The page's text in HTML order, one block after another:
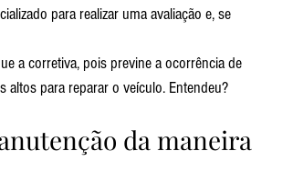
para realizar uma avaliação e, se
a corretiva, pois previne a ocorrência de
altos para reparar o veículo. Entendeu?
da maneira